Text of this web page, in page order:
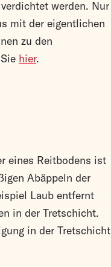
werden. Nur
mit der eigentlichen
zu den
hier.
eines Reitbodens ist
Abäppeln der
Laub entfernt
in der Tretschicht.
in der Tretschicht